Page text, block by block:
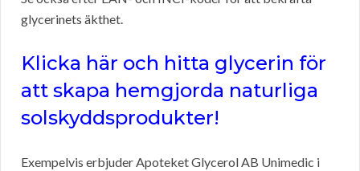
glycerinets äkthet.
Klicka här och hitta glycerin för
att skapa hemgjorda naturliga
solskyddsprodukter!
Exempelvis erbjuder Apoteket Glycerol AB Unimedic i